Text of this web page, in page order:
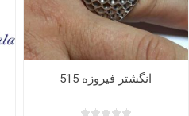
انگشتر فیروزه 515